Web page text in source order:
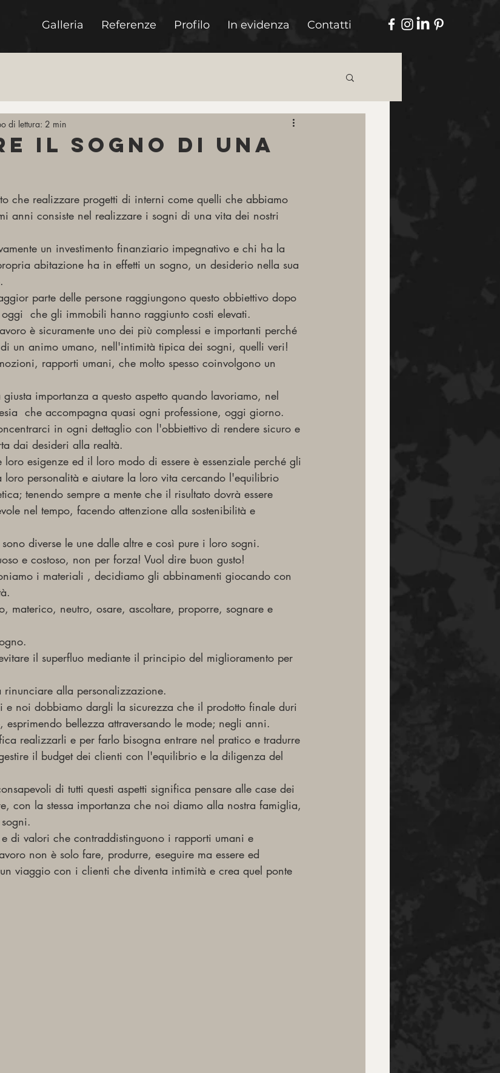
Galleria Referenze Profilo In evidenza Contatti
il sogno di una
di lettura: 2 min
che realizzare progetti di interni come quelli che abbiamo
anni consiste nel realizzare i sogni di una vita dei nostri
un investimento finanziario impegnativo e chi ha la
abitazione ha in effetti un sogno, un desiderio nella sua
parte delle persone raggiungono questo obbiettivo dopo
che gli immobili hanno raggiunto costi elevati.
è sicuramente uno dei più complessi e importanti perché
un animo umano, nell'intimità tipica dei sogni, quelli veri!
rapporti umani, che molto spesso coinvolgono un
importanza a questo aspetto quando lavoriamo, nel
che accompagna quasi ogni professione, oggi giorno.
in ogni dettaglio con l'obbiettivo di rendere sicuro e
dai desideri alla realtà.
esigenze ed il loro modo di essere è essenziale perché gli
loro personalità e aiutare la loro vita cercando l'equilibrio
tenendo sempre a mente che il risultato dovrà essere
nel tempo, facendo attenzione alla sostenibilità e
diverse le une dalle altre e così pure i loro sogni.
e costoso, non per forza! Vuol dire buon gusto!
i materiali , decidiamo gli abbinamenti giocando con
materico, neutro, osare, ascoltare, proporre, sognare e
il superfluo mediante il principio del miglioramento per
alla personalizzazione.
noi dobbiamo dargli la sicurezza che il prodotto finale duri
esprimendo bellezza attraversando le mode; negli anni.
realizzarli e per farlo bisogna entrare nel pratico e tradurre
il budget dei clienti con l'equilibrio e la diligenza del
di tutti questi aspetti significa pensare alle case dei
con la stessa importanza che noi diamo alla nostra famiglia,
di valori che contraddistinguono i rapporti umani e
non è solo fare, produrre, eseguire ma essere ed
viaggio con i clienti che diventa intimità e crea quel ponte